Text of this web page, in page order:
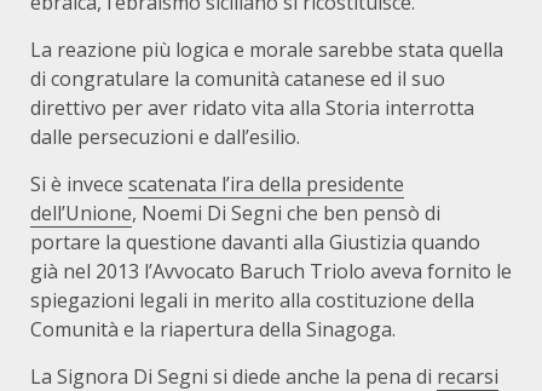
La reazione più logica e morale sarebbe stata quella
di congratulare la comunità catanese ed il suo
direttivo per aver ridato vita alla Storia interrotta
dalle persecuzioni e dall’esilio.
Si è invece scatenata l’ira della presidente
dell’Unione, Noemi Di Segni che ben pensò di
portare la questione davanti alla Giustizia quando
già nel 2013 l’Avvocato Baruch Triolo aveva fornito le
spiegazioni legali in merito alla costituzione della
Comunità e la riapertura della Sinagoga.
La Signora Di Segni si diede anche la pena di recarsi